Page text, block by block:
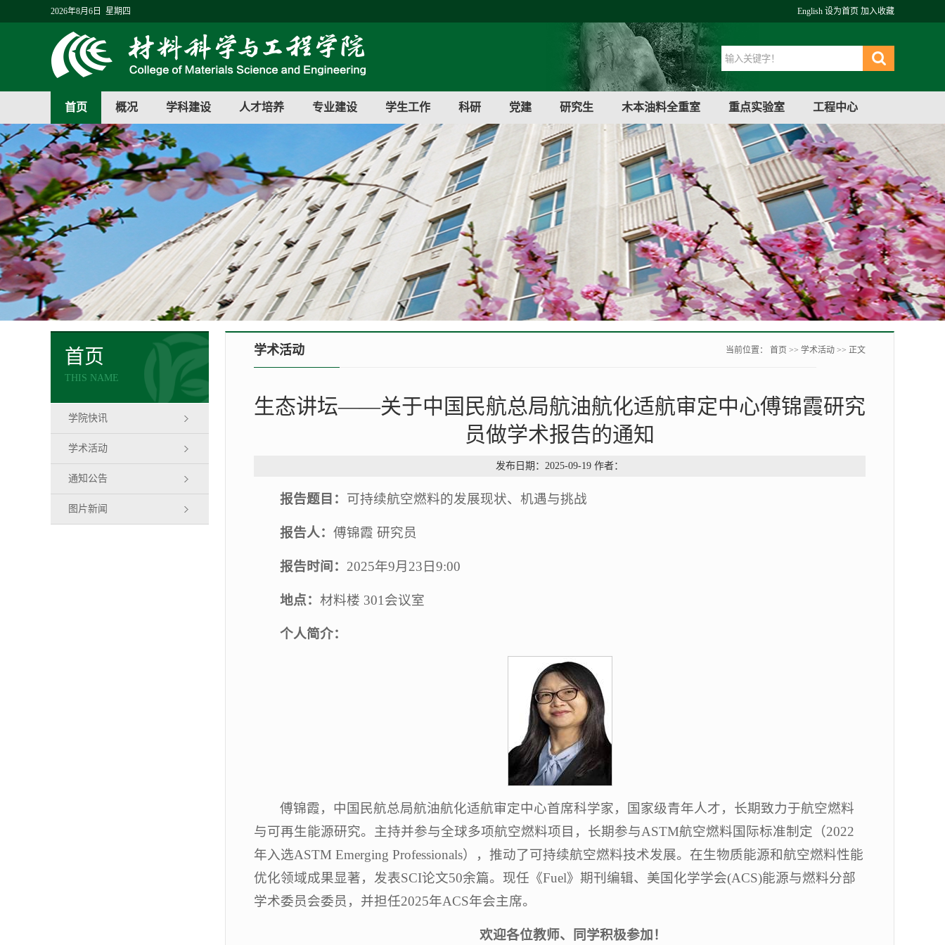
2026年8月6日 星期四 English 设为首页 加入收藏
首页 概况 学科建设 人才培养 专业建设 学生工作 科研 党建 研究生 木本油料全重室 重点实验室 工程中心
首页
THIS NAME
学院快讯
学术活动
通知公告
图片新闻
学术活动 当前位置： 首页 >> 学术活动 >> 正文
生态讲坛——关于中国民航总局航油航化适航审定中心傅锦霞研究
员做学术报告的通知
发布日期：2025-09-19 作者：
报告题目： 可持续航空燃料的发展现状、机遇与挑战
报告人：傅锦霞 研究员
报告时间： 2025年9月23日9:00
地点：材料楼 301会议室
个人简介：
傅锦霞，中国民航总局航油航化适航审定中心首席科学家，国家级青年人才，长期致力于航空燃料
与可再生能源研究。主持并参与全球多项航空燃料项目，长期参与ASTM航空燃料国际标准制定（2022
年入选ASTM Emerging Professionals），推动了可持续航空燃料技术发展。在生物质能源和航空燃料性能
优化领域成果显著，发表SCI论文50余篇。现任《Fuel》期刊编辑、美国化学学会(ACS)能源与燃料分部
学术委员会委员，并担任2025年ACS年会主席。
欢迎各位教师、同学积极参加！